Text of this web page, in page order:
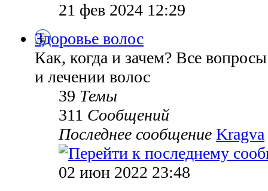
21 фев 2024 12:29
Здоровье волос
Как, когда и зачем? Все
и лечении волос
39 Темы
311 Сообщений
Последнее сообщение Kragva
02 июн 2022 23:48